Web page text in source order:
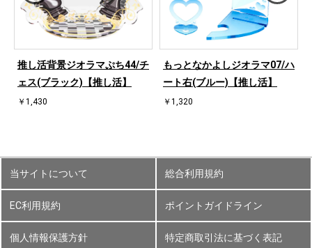
推し活背景ジオラマぷち44/チ
ェス(ブラック)【推し活】
￥1,430
もっとなかよしジオラマ07/ハ
ート右(ブルー)【推し活】
￥1,320
当サイトについて 総合利用規約
EC利用規約 ポイントガイドライン
個人情報保護方針 特定商取引法に基づく表記